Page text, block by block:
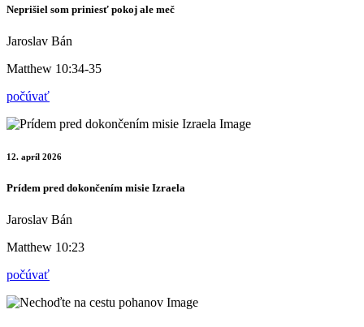
Neprišiel som priniesť pokoj ale meč
Jaroslav Bán
Matthew 10:34-35
počúvať
12. apríl 2026
Prídem pred dokončením misie Izraela
Jaroslav Bán
Matthew 10:23
počúvať